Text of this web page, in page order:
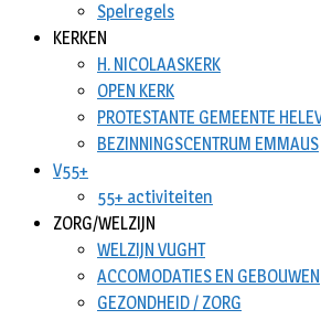
Spelregels
KERKEN
H. NICOLAASKERK
OPEN KERK
PROTESTANTE GEMEENTE
BEZINNINGSCENTRUM EMMAUS
V55+
55+ activiteiten
ZORG/WELZIJN
WELZIJN VUGHT
ACCOMODATIES EN GEBOUWEN
GEZONDHEID / ZORG